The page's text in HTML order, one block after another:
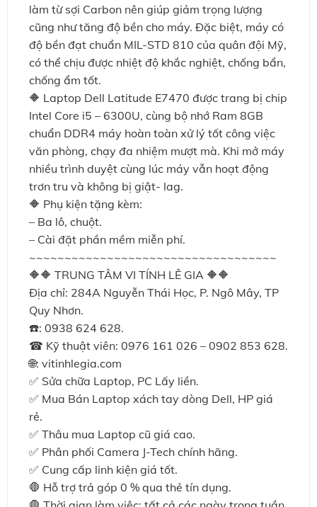
làm từ sợi Carbon nên giúp giảm trọng lượng
cũng như tăng độ bền cho máy. Đặc biệt, máy có
độ bền đạt chuẩn MIL-STD 810 của quân đội Mỹ,
có thể chịu được nhiệt độ khắc nghiệt, chống bẩn,
chống ẩm tốt.
🔶 Laptop Dell Latitude E7470 được trang bị chip
Intel Core i5 – 6300U, cùng bộ nhớ Ram 8GB
chuẩn DDR4 máy hoàn toàn xử lý tốt công việc
văn phòng, chạy đa nhiệm mượt mà. Khi mở máy
nhiều trình duyệt cùng lúc máy vẫn hoạt động
trơn tru và không bị giật- lag.
🔶 Phụ kiện tặng kèm:
– Ba lô, chuột.
– Cài đặt phần mềm miễn phí.
~~~~~~~~~~~~~~~~~~~~~~~~~~~~~~~~~~~
🔶🔶 TRUNG TÂM VI TÍNH LÊ GIA 🔶🔶
Địa chỉ: 284A Nguyễn Thái Học, P. Ngô Mây, TP
Quy Nhơn.
☎️: 0938 624 628.
☎ Kỹ thuật viên: 0976 161 026 – 0902 853 628.
🌐: vitinhlegia.com
✅ Sửa chữa Laptop, PC Lấy liền.
✅ Mua Bán Laptop xách tay dòng Dell, HP giá
rẻ.
✅ Thâu mua Laptop cũ giá cao.
✅ Phân phối Camera J-Tech chính hãng.
✅ Cung cấp linh kiện giá tốt.
🛑 Hỗ trợ trả góp 0 % qua thẻ tín dụng.